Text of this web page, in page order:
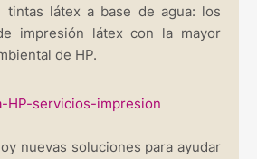
tintas látex a base de agua: los
impresión látex con la mayor
de HP.
nuevas soluciones para ayudar